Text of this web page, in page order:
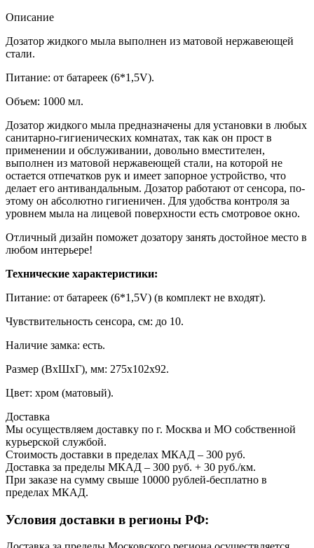
Описание
Дозатор жидкого мыла выполнен из матовой нержавеющей
стали.
Питание: от батареек (6*1,5V).
Объем: 1000 мл.
Дозатор жидкого мыла предназначены для установки в любых
санитарно-гигиенических комнатах, так как он прост в
применении и обслуживании, довольно вместителен,
выполнен из матовой нержавеющей стали, на которой не
остается отпечатков рук и имеет запорное устройство, что
делает его антивандальным. Дозатор работают от сенсора, по-
этому он абсолютно гигиеничен. Для удобства контроля за
уровнем мыла на лицевой поверхности есть смотровое окно.
Отличный дизайн поможет дозатору занять достойное место в
любом интерьере!
Технические характеристики:
Питание: от батареек (6*1,5V) (в комплект не входят).
Чувствительность сенсора, см: до 10.
Наличие замка: есть.
Размер (ВхШхГ), мм: 275х102х92.
Цвет: хром (матовый).
Доставка
Мы осуществляем доставку по г. Москва и МО собственной
курьерской службой.
Стоимость доставки в пределах МКАД – 300 руб.
Доставка за пределы МКАД – 300 руб. + 30 руб./км.
При заказе на сумму свыше 10000 рублей-бесплатно в
пределах МКАД.
Условия доставки в регионы РФ: